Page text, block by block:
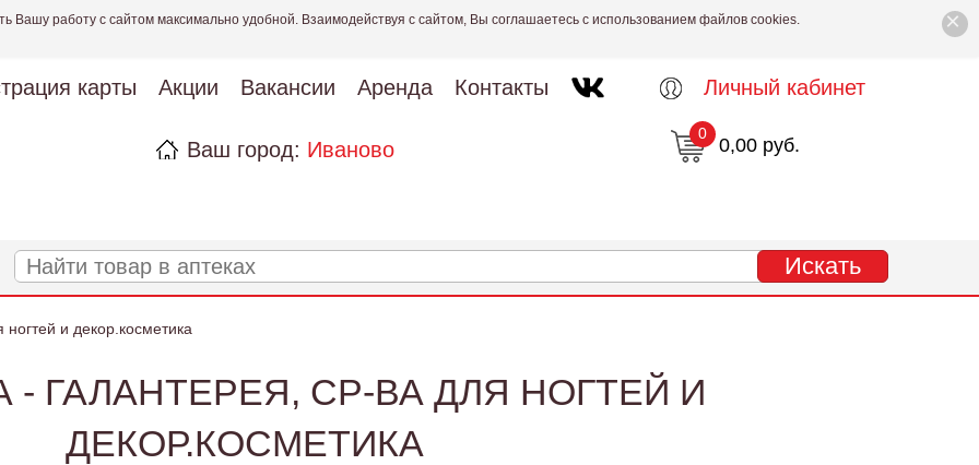
×
Вашу работу с сайтом максимально удобной. Взаимодействуя с сайтом, Вы соглашаетесь с использованием файлов cookies.
карты Акции Вакансии Аренда Контакты
Ваш город: Иваново
Личный кабинет
0,00 руб.
0
и декор.косметика
- ГАЛАНТЕРЕЯ, СР-ВА ДЛЯ НОГТЕЙ И
ДЕКОР.КОСМЕТИКА